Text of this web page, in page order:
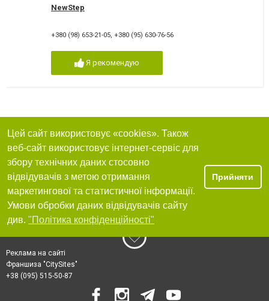
NewStep
+380 (98) 653-21-05 +380 (95) 630-76-56
Я рекомендую
Цей сайт використовує «cookies». Також
веб-сайт використовує інтернет-сервіс для
збору технічних даних стосовно
відвідувачів з метою отримання
маркетингової та статистичної інформації.
Умови обробки даних відвідувачів сайту
див. "Політика конфіденційності"
Прийняти
Реклама на сайті
Франшиза "CitySites"
+38 (095) 515-50-87